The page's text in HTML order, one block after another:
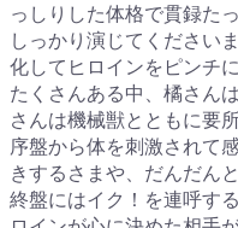
っしりした体格で貫録た
しっかり演じてください
化してヒロインをピンチ
たくさんある中、橘さん
さんは機械獣とともに要
序盤から体を刺激されて
きするさまや、だんだん
終盤にはイク！を連呼す